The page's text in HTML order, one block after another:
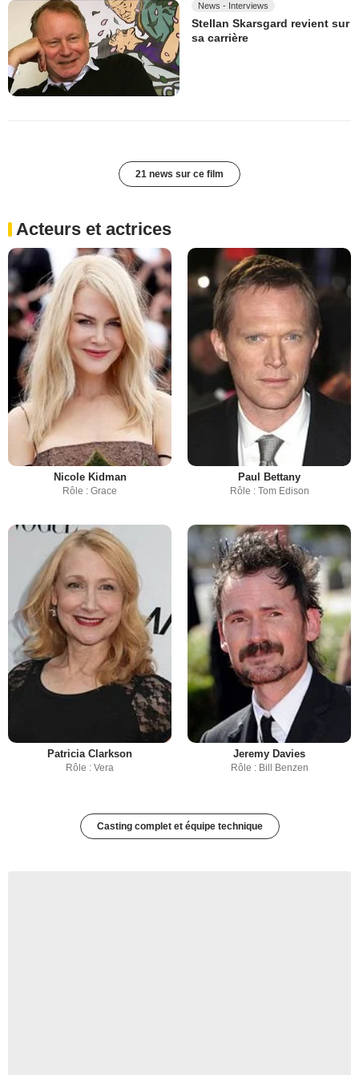
News - Interviews
Stellan Skarsgard revient sur
sa carrière
21 news sur ce film
Acteurs et actrices
Nicole Kidman
Rôle : Grace
Paul Bettany
Rôle : Tom Edison
Patricia Clarkson
Rôle : Vera
Jeremy Davies
Rôle : Bill Benzen
Casting complet et équipe technique